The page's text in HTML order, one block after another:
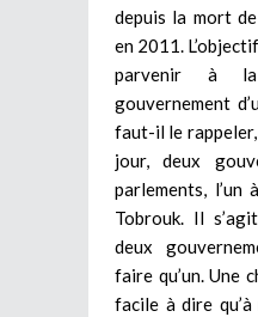
depuis la mort
en 2011.
parvenir à la
gouvernement
faut-il le
jour, deux
parlements,
Tobrouk. Il
deux
faire qu’un. Une
facile à dire